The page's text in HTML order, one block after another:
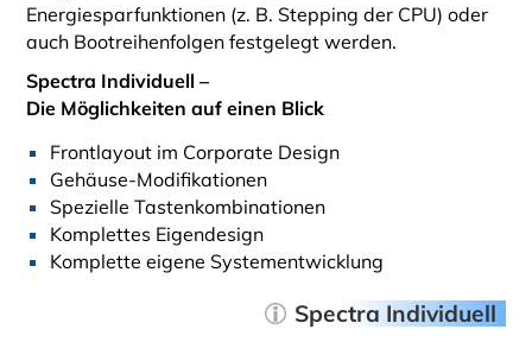
Energiesparfunktionen (z. B. Stepping der CPU) oder
auch Bootreihenfolgen festgelegt werden.
Spectra Individuell –
Die Möglichkeiten auf einen Blick
Frontlayout im Corporate Design
Gehäuse-Modifikationen
Spezielle Tastenkombinationen
Komplettes Eigendesign
Komplette eigene Systementwicklung
Spectra Individuell